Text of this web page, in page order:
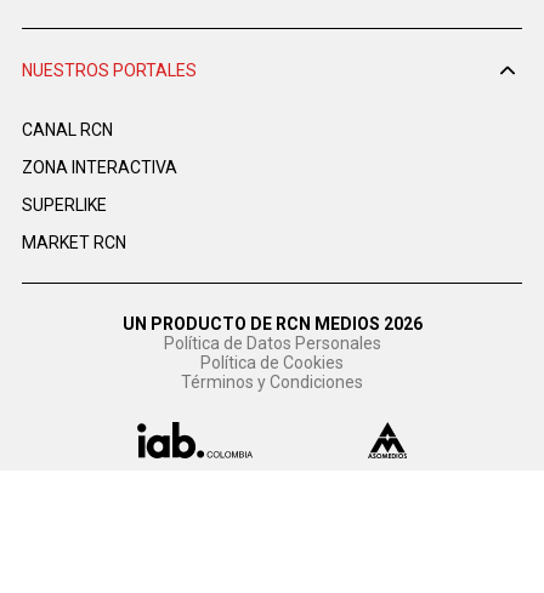
NUESTROS PORTALES
CANAL RCN
ZONA INTERACTIVA
SUPERLIKE
MARKET RCN
UN PRODUCTO DE RCN MEDIOS 2026
Política de Datos Personales
Política de Cookies
Términos y Condiciones